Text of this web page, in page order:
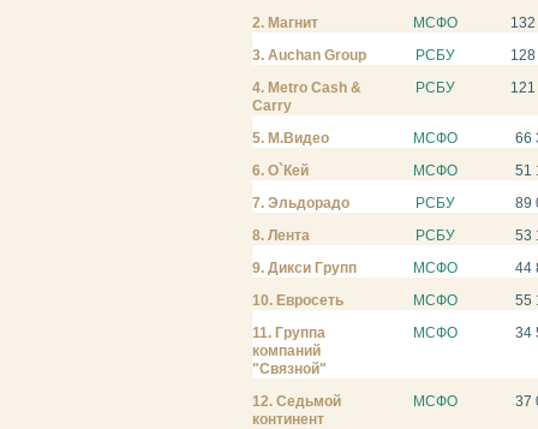
2. Магнит
МСФО
3. Auchan Group
РСБУ
4. Metro Cash &
Carry
РСБУ
5. М.Видео МСФО
66
6. О`Кей
МСФО
51
7. Эльдорадо
РСБУ
89
8. Лента
РСБУ
53
9. Дикси Групп
МСФО
44
10. Евросеть
МСФО
55
11. Группа
компаний
"Связной"
МСФО 34
12. Седьмой
континент
МСФО 37